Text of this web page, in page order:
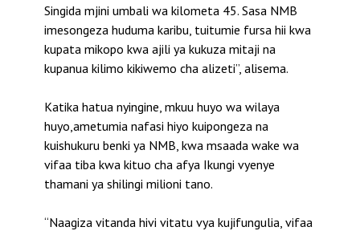
Singida mjini umbali wa kilometa 45. Sasa NMB
imesongeza huduma karibu, tuitumie fursa hii kwa
kupata mikopo kwa ajili ya kukuza mitaji na
kupanua kilimo kikiwemo cha alizeti”, alisema.
Katika hatua nyingine, mkuu huyo wa wilaya
huyo,ametumia nafasi hiyo kuipongeza na
kuishukuru benki ya NMB, kwa msaada wake wa
vifaa tiba kwa kituo cha afya Ikungi vyenye
thamani ya shilingi milioni tano.
“Naagiza vitanda hivi vitatu vya kujifungulia, vifaa